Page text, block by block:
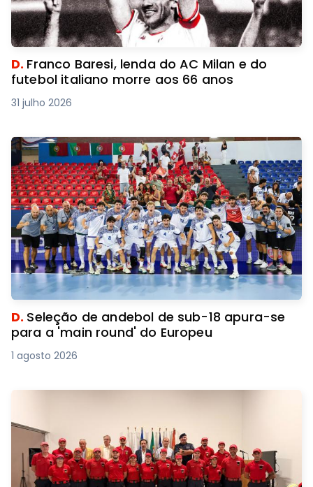
D. Franco Baresi, lenda do AC Milan e do
futebol italiano morre aos 66 anos
31 julho 2026
D. Seleção de andebol de sub-18 apura-se
para a 'main round' do Europeu
1 agosto 2026